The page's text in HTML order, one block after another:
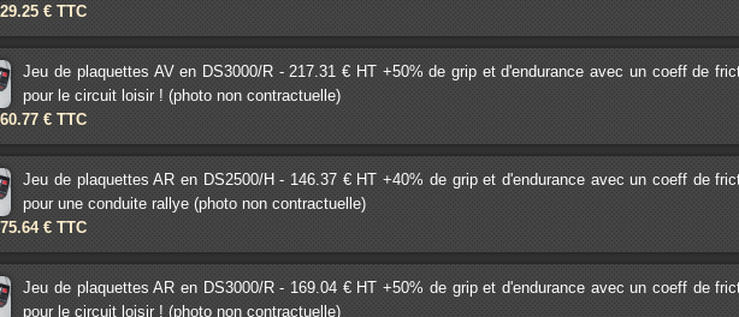
€ TTC
Jeu de plaquettes AV en DS3000/R - 217.31 € HT +50% de grip et d'endurance avec un coeff de
pour le circuit loisir ! (photo non contractuelle)
€ TTC
Jeu de plaquettes AR en DS2500/H - 146.37 € HT +40% de grip et d'endurance avec un coeff de
pour une conduite rallye (photo non contractuelle)
€ TTC
Jeu de plaquettes AR en DS3000/R - 169.04 € HT +50% de grip et d'endurance avec un coeff de
pour le circuit loisir ! (photo non contractuelle)